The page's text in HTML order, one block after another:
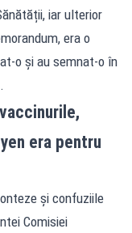
iar ulterior
era o
o și au semnat-o în
era pentru
și confuziile
Comisiei